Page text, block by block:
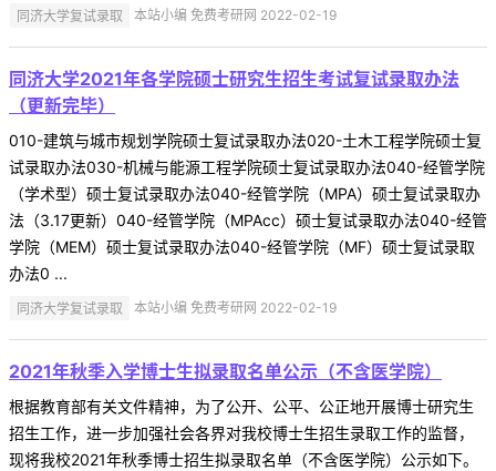
同济大学复试录取 本站小编 免费考研网 2022-02-19
同济大学2021年各学院硕士研究生招生考试复试录取办法
（更新完毕）
010-建筑与城市规划学院硕士复试录取办法020-土木工程学院硕士复
试录取办法030-机械与能源工程学院硕士复试录取办法040-经管学院
（学术型）硕士复试录取办法040-经管学院（MPA）硕士复试录取办
法（3.17更新）040-经管学院（MPAcc）硕士复试录取办法040-经管
学院（MEM）硕士复试录取办法040-经管学院（MF）硕士复试录取
办法0 ...
同济大学复试录取 本站小编 免费考研网 2022-02-19
2021年秋季入学博士生拟录取名单公示（不含医学院）
根据教育部有关文件精神，为了公开、公平、公正地开展博士研究生
招生工作，进一步加强社会各界对我校博士生招生录取工作的监督，
现将我校2021年秋季博士招生拟录取名单（不含医学院）公示如下。